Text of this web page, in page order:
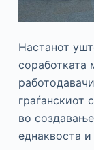
Настанот
соработката
граѓанскиот
во
еднаквоста